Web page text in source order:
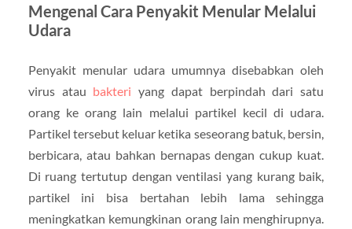
Mengenal Cara Penyakit Menular Melalui
Udara
Penyakit menular udara umumnya disebabkan oleh
virus atau bakteri yang dapat berpindah dari satu
orang ke orang lain melalui partikel kecil di udara.
Partikel tersebut keluar ketika seseorang batuk, bersin,
berbicara, atau bahkan bernapas dengan cukup kuat.
Di ruang tertutup dengan ventilasi yang kurang baik,
partikel ini bisa bertahan lebih lama sehingga
meningkatkan kemungkinan orang lain menghirupnya.